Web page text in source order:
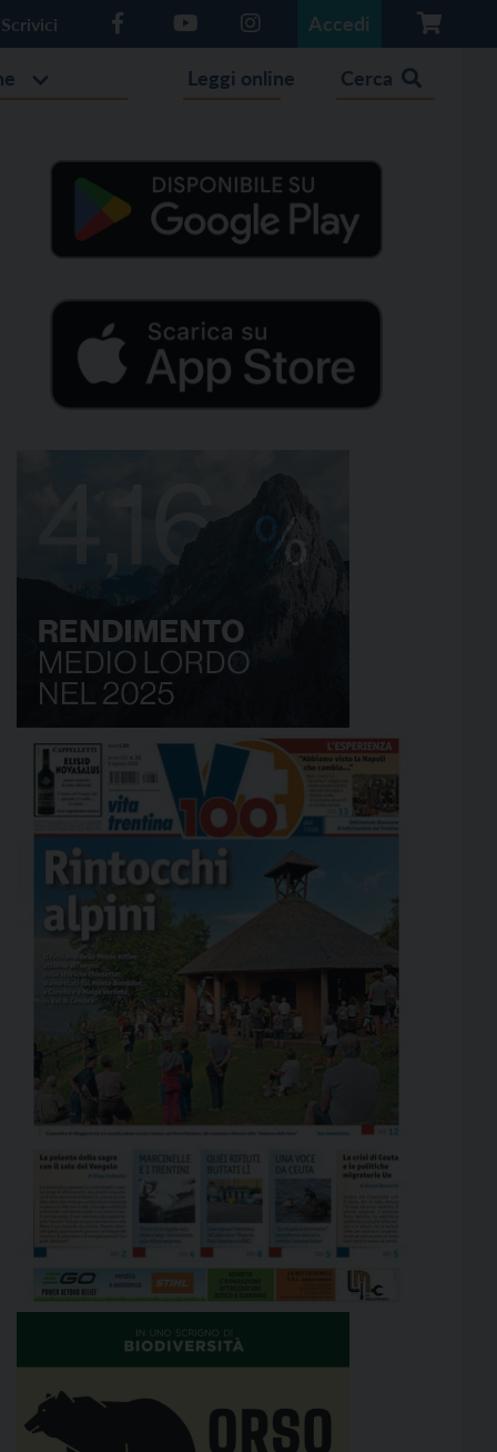
Scrivici Accedi
Leggi online Cerca